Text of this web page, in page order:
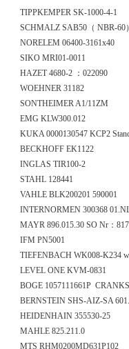
TIPPKEMPER SK-1000-4-1
SCHMALZ SAB50（ NBR-
NORELEM 06400-3161x40
SIKO MRI01-0011
HAZET 4680-2 ：022090
WOEHNER 31182
SONTHEIMER A1/11ZM
EMG KLW300.012
KUKA 0000130547 KCP2
BECKHOFF EK1122
INGLAS TIR100-2
STAHL 128441
VAHLE BLK200201 590001
INTERNORMEN 300368
MAYR 896.015.30 SO Nr：
IFM PN5001
TIEFENBACH WK008-K234
LEVEL ONE KVM-0831
BOGE 1057111661P
BERNSTEIN SHS-AIZ-SA
HEIDENHAIN 355530-25
MAHLE 825.211.0
MTS RHM0200MD631P102